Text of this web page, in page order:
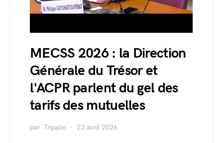
MECSS 2026 : la Direction
Générale du Trésor et
l'ACPR parlent du gel des
tarifs des mutuelles
par Tripalio 23 avril 2026